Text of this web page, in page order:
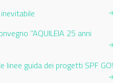
"AQUILEIA 25 anni
linee guida dei progetti SPF GO!